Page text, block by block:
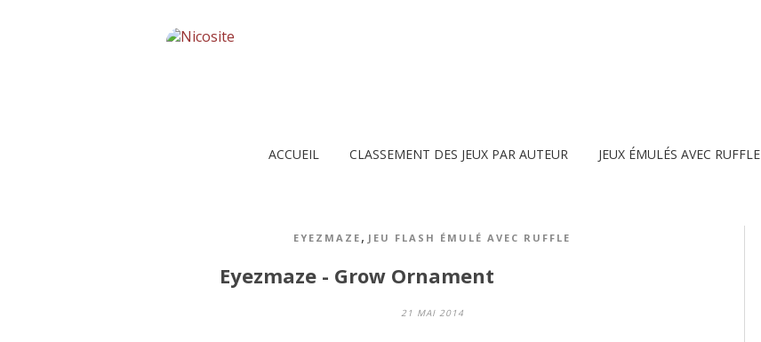
ACCUEIL CLASSEMENT DES JEUX PAR AUTEUR JEUX ÉMULÉS AVEC RUFFLE
EYEZMAZE , JEU FLASH ÉMULÉ AVEC RUFFLE
Eyezmaze - Grow Ornament
21 MAI 2014